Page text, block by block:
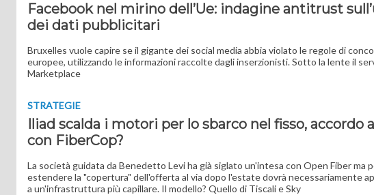
Facebook nel mirino dell’Ue: indagine antitrust
dei dati pubblicitari
Bruxelles vuole capire se il gigante dei social media abbia violato le regole di
europee, utilizzando le informazioni raccolte dagli inserzionisti. Sotto la lente il
Marketplace
STRATEGIE
Iliad scalda i motori per lo sbarco nel fisso, accordo
con FiberCop?
La società guidata da Benedetto Levi ha già siglato un'intesa con Open Fiber ma
estendere la "copertura" dell'offerta al via dopo l'estate dovrà necessariamente
a un'infrastruttura più capillare. Il modello? Quello di Tiscali e Sky